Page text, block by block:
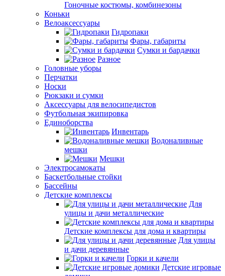
Гоночные костюмы, комбинезоны
Коньки
Велоаксессуары
Гидропаки
Фары, габариты
Сумки и бардачки
Разное
Головные уборы
Перчатки
Носки
Рюкзаки и сумки
Аксессуары для велосипедистов
Футбольная экипировка
Единоборства
Инвентарь
Водоналивные
мешки
Мешки
Электросамокаты
Баскетбольные стойки
Бассейны
Детские комплексы
Для
улицы и дачи металлические
Детские комплексы для дома и квартиры
Для улицы
и дачи деревянные
Горки и качели
Детские игровые